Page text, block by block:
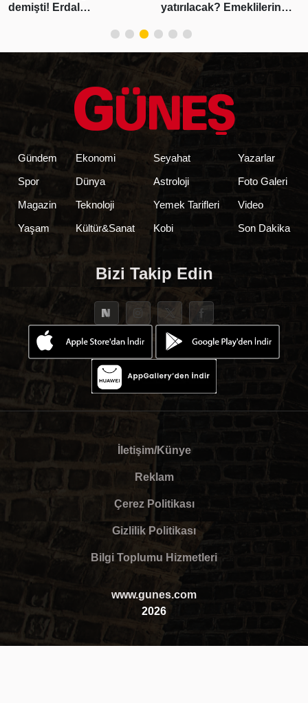
demişti! Erdal
yatırılacak? Emeklilerin
Tarih belli oldu
Gündem
Spor
Magazin
Yaşam
Ekonomi
Dünya
Teknoloji
Kültür&Sanat
Seyahat
Astroloji
Yemek Tarifleri
Kobi
Yazarlar
Foto Galeri
Video
Son Dakika
Bizi Takip Edin
İletişim/Künye
Reklam
Çerez Politikası
Gizlilik Politikası
Bilgi Toplumu Hizmetleri
www.gunes.com
2026